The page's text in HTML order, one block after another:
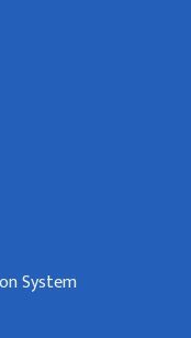
System